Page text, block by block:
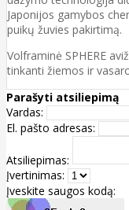
Japonijos gamybos
puikų žuvies pakirtimą.
Volframinė SPHERE
tinkanti žiemos ir
Parašyti atsiliepimą
Vardas:
El. pašto adresas:
Atsiliepimas:
Įvertinimas:
Įveskite saugos kodą: